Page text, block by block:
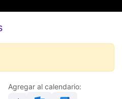
Agregar al calendario: